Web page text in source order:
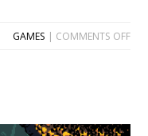
GAMES | COMMENTS OFFON